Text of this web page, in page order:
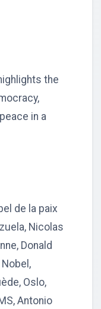
the
in a
de la paix
Nicolas
Donald
Oslo,
Antonio